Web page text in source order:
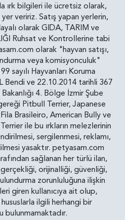
ırk bilgileri ile ücretsiz olarak,
veririz. Satış yapan yerlerin,
olarak GIDA, TARIM ve
Ruhsat ve Kontrollerine tabi
olarak "hayvan satışı,
veya komisyonculuk"
sayılı Hayvanları Koruma
Bendi ve 22.10.2014 tarihli 367
Bakanlığı 4. Bölge İzmir Şube
Pitbull Terrier, Japanese
Brasileiro, American Bully ve
ile bu ırkların melezlerinin
sergilenmesi, reklamı,
yasaktır. petyasam.com
sağlanan her türlü ilan,
orijinalliği, güvenliği,
zorunluluğuna ilişkin
giren kullanıcıya ait olup,
ilgili herhangi bir
bulunmamaktadır.